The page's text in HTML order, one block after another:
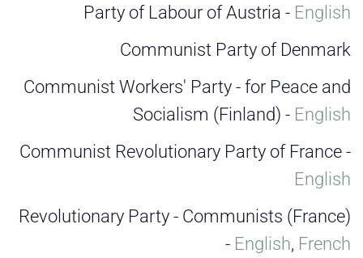
Party of Labour of Austria - English
Communist Party of Denmark
Communist Workers' Party - for Peace and
Socialism (Finland) - English
Communist Revolutionary Party of France -
English
Revolutionary Party - Communists (France)
- English, French